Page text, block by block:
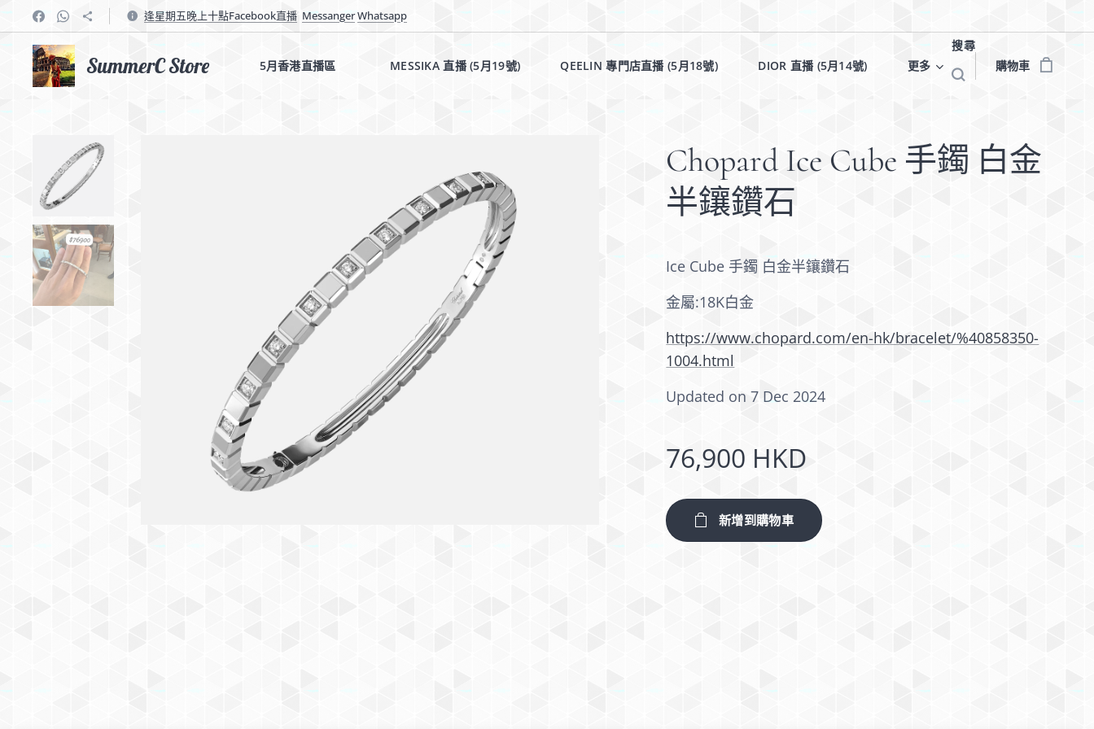
逢星期五晚上十點Facebook直播 MessangerWhatsapp
SummerC Store 5月香港直播區✨✨ MESSIKA 直播 (5月19號)✨ QEELIN 專門店直播 (5月18號)✨ DIOR 直播 (5月14號)✨ 更多
搜尋
購物車
Chopard Ice Cube 手鐲 白金
半鑲鑽石
Ice Cube 手鐲 白金半鑲鑽石
金屬:18K白金
https://www.chopard.com/en-hk/bracelet/%40858350-
1004.html
Updated on 7 Dec 2024
76,900 HKD
新增到購物車